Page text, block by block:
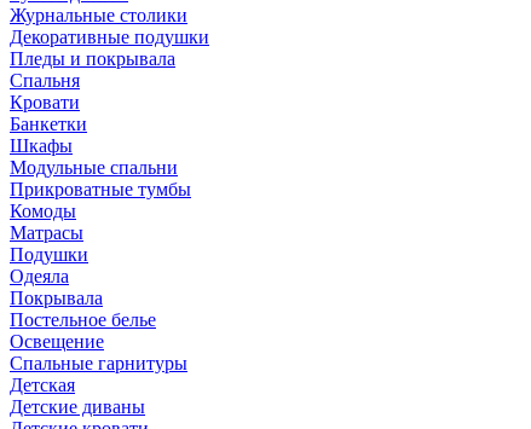
Журнальные столики
Декоративные подушки
Пледы и покрывала
Спальня
Кровати
Банкетки
Шкафы
Модульные спальни
Прикроватные тумбы
Комоды
Матрасы
Подушки
Одеяла
Покрывала
Постельное белье
Освещение
Спальные гарнитуры
Детская
Детские диваны